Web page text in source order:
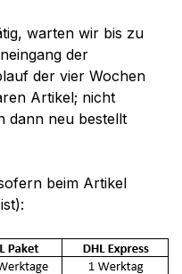
warten wir bis zu
der
der vier Wochen
Artikel; nicht
dann neu bestellt
beim Artikel